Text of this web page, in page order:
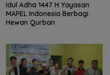
Idul Adha 1447 H Yayasan
MAPEL Indonesia Berbagi
Hewan Qurban